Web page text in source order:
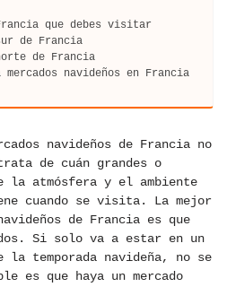
que debes visitar
de Francia
de Francia
navideños en Francia
navideños de Francia no
de cuán grandes o
la atmósfera y el ambiente
cuando se visita. La mejor
de Francia es que
Si solo va a estar en un
la temporada navideña, no se
es que haya un mercado